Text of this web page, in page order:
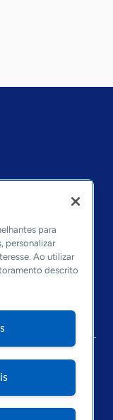
para
personalizar
Ao utilizar
descrito